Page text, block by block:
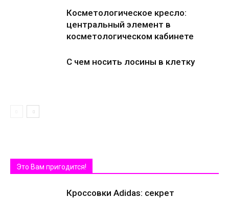
Косметологическое кресло:
центральный элемент в
косметологическом кабинете
С чем носить лосины в клетку
Это Вам пригодится!
Кроссовки Adidas: секрет